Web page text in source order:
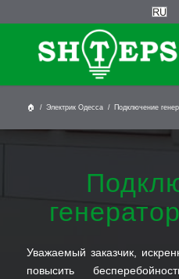
🏠 / Электрик Одесса / Подключение
Уважаемый заказчик,
повысить